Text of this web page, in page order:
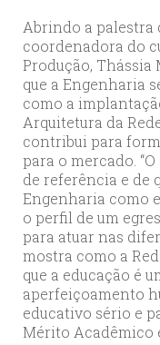
Abrindo a palestra
coordenadora do
Produção,
que a Engenharia
como a
Arquitetura da
contribui para
para o mercado.
de referência e de
Engenharia como
o perfil de um
para atuar nas
mostra como a
que a educação é
aperfeiçoamento
educativo sério e
Mérito Acadêmico